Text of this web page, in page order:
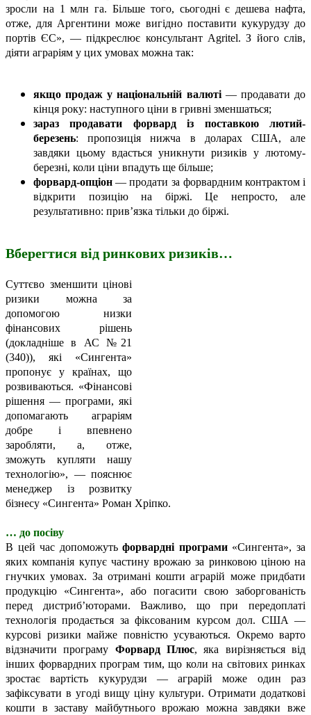
зросли на 1 млн га. Більше того, сьогодні є дешева нафта,
отже, для Аргентини може вигідно поставити кукурудзу до
портів ЄС», — підкреслює консультант Agritel. З його слів,
діяти аграріям у цих умовах можна так:
якщо продаж у національній валюті— продавати до
кінця року: наступного ціни в гривні зменшаться;
зараз продавати форвард із поставкою лютий-
березень: пропозиція нижча в доларах США, але
завдяки цьому вдасться уникнути ризиків у лютому-
березні, коли ціни впадуть ще більше;
форвард-опціон — продати за форвардним контрактом і
відкрити позицію на біржі. Це непросто, але
результативно: прив’язка тільки до біржі.
Вберегтися від ринкових ризиків…
Суттєво зменшити цінові
ризики можна за
допомогою низки
фінансових рішень
(докладніше в АС №21
(340)), які «Сингента»
пропонує у країнах, що
розвиваються. «Фінансові
рішення — програми, які
допомагають аграріям
добре і впевнено
заробляти, а, отже,
зможуть купляти нашу
технологію», — пояснює
менеджер із розвитку
бізнесу «Сингента» Роман Хріпко.
… до посіву
В цей час допоможутьфорвардні програми«Сингента», за
яких компанія купує частину врожаю за ринковою ціною на
гнучких умовах. За отримані кошти аграрій може придбати
продукцію «Сингента», або погасити свою заборгованість
перед дистриб’юторами. Важливо, що при передоплаті
технологія продається за фіксованим курсом дол. США —
курсові ризики майже повністю усуваються. Окремо варто
відзначити програму Форвард Плюс, яка вирізняється від
інших форвардних програм тим, що коли на світових ринках
зростає вартість кукурудзи — аграрій може один раз
зафіксувати в угоді вищу ціну культури. Отримати додаткові
кошти в заставу майбутнього врожаю можна завдяки вже